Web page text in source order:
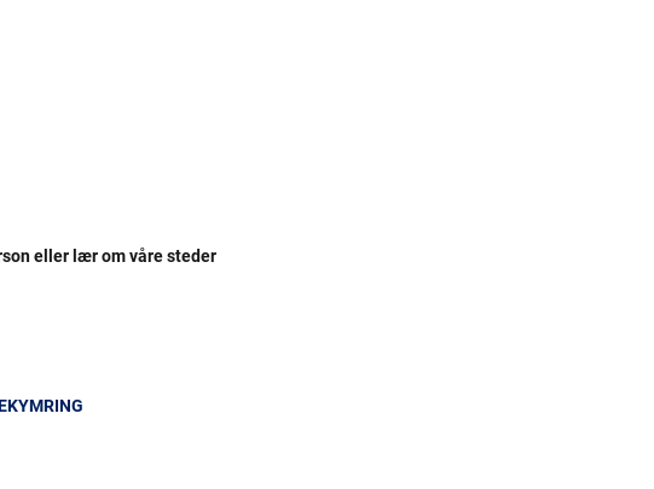
eller lær om våre steder